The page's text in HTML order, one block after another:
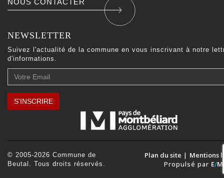
NOUS CONTACTER
NEWSLETTER
Suivez l'actualité de la commune en vous inscrivant à notre
d'informations.
Email
S'INSCRIRE
© 2005-2026 Commune de
Beutal. Tous droits réservés.
Plan du site | Mentions
Propulsé par E/